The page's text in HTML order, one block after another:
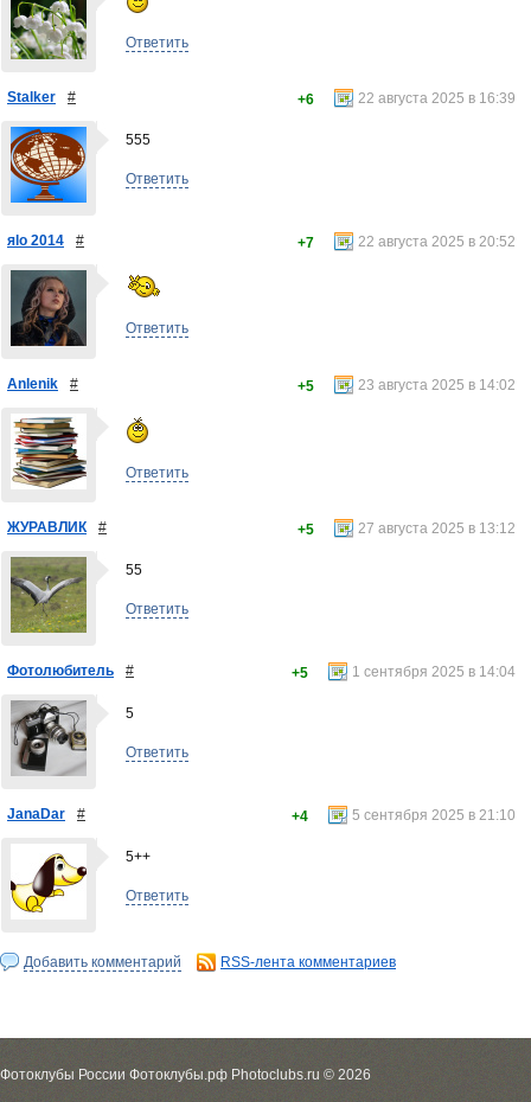
Ответить
Stalker # 22 августа 2025 в 16:39
+6
555
Ответить
яlo 2014 # 22 августа 2025 в 20:52
+7
Ответить
Anlenik # 23 августа 2025 в 14:02
+5
Ответить
ЖУРАВЛИК # 27 августа 2025 в 13:12
+5
55
Ответить
Фотолюбитель # 1 сентября 2025 в 14:04
+5
5
Ответить
JanaDar # 5 сентября 2025 в 21:10
+4
5++
Ответить
Добавить комментарий RSS-лента комментариев
Фотоклубы России Фотоклубы.рф Photoclubs.ru © 2026